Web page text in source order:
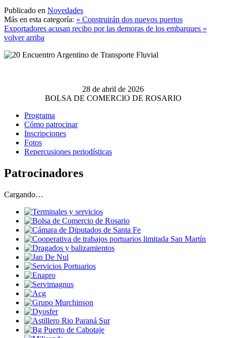
Publicado en Novedades
Más en esta categoría: « Construirán dos nuevos puertos
Exportadores acusan recibo por las demoras de los embarques »
volver arriba
28 de abril de 2026
BOLSA DE COMERCIO DE ROSARIO
Programa
Cómo patrocinar
Inscripciones
Fotos
Repercusiones periodísticas
Patrocinadores
Cargando…